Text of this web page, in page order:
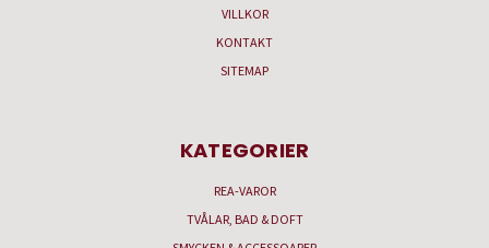
VILLKOR
KONTAKT
SITEMAP
KATEGORIER
REA-VAROR
TVÅLAR, BAD & DOFT